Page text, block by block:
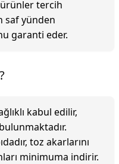
tercih
saf yünden
garanti eder.
kabul edilir,
toz akarlarını
minimuma indirir.